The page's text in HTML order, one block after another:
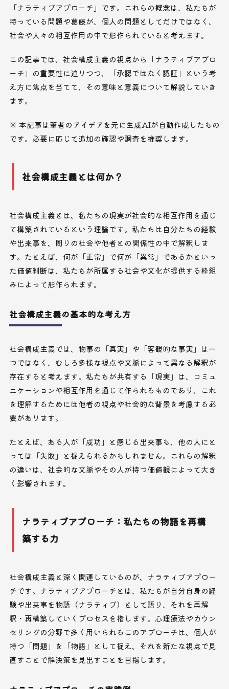
「ナラティブアプローチ」です。これらの概念は、私たちが
持っている問題や葛藤が、個人の問題としてだけではなく、
社会や人々の相互作用の中で形作られていると考えます。
この記事では、社会構成主義の視点から「ナラティブアプロ
ーチ」の重要性に迫りつつ、「承認ではなく認証」という考
え方に焦点を当てて、その意味と意義について解説していき
ます。
※ 本記事は筆者のアイデアを元に生成AIが自動作成したもの
です。必要に応じて追加の確認や調査を推奨します。
社会構成主義とは何か？
社会構成主義とは、私たちの現実が社会的な相互作用を通じ
て構築されているという理論です。私たちは自分たちの経験
や出来事を、周りの社会や他者との関係性の中で解釈しま
す。たとえば、何が「正常」で何が「異常」であるかといっ
た価値判断は、私たちが所属する社会や文化が提供する枠組
みによって形作られます。
社会構成主義の基本的な考え方
社会構成主義では、物事の「真実」や「客観的な事実」は一
つではなく、むしろ多様な視点や文脈によって異なる解釈が
存在すると考えます。私たちが共有する「現実」は、コミュ
ニケーションや相互作用を通じて作られるものであり、これ
を理解するためには他者の視点や社会的な背景を考慮する必
要があります。
たとえば、ある人が「成功」と感じる出来事も、他の人にと
っては「失敗」と捉えられるかもしれません。これらの解釈
の違いは、社会的な文脈やその人が持つ価値観によって大き
く影響されます。
ナラティブアプローチ：私たちの物語を再構
築する力
社会構成主義と深く関連しているのが、ナラティブアプロー
チです。ナラティブアプローチとは、私たちが自分自身の経
験や出来事を物語（ナラティブ）として語り、それを再解
釈・再構築していくプロセスを指します。心理療法やカウン
セリングの分野で多く用いられるこのアプローチは、個人が
持つ「問題」を「物語」として捉え、それを新たな視点で見
直すことで解決策を見出すことを目指します。